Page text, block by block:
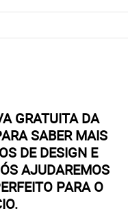
GRATUITA DA
SABER MAIS
DE DESIGN E
AJUDAREMOS
PARA O